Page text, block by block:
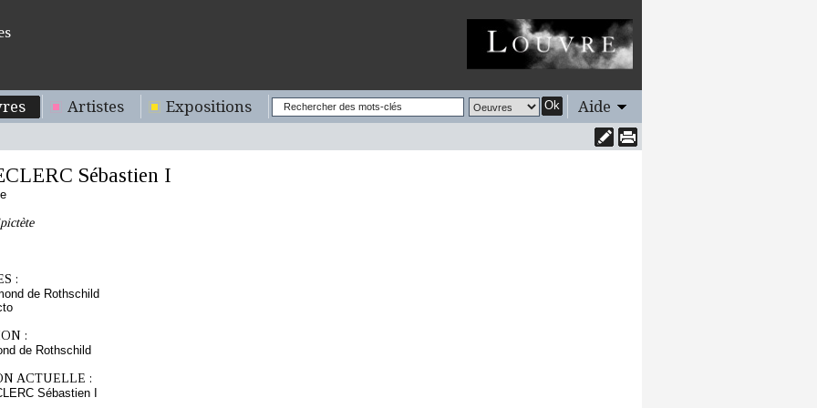
Artistes Expositions Ok Aide
Sébastien I
:
de Rothschild
:
de Rothschild
ACTUELLE :
Sébastien I